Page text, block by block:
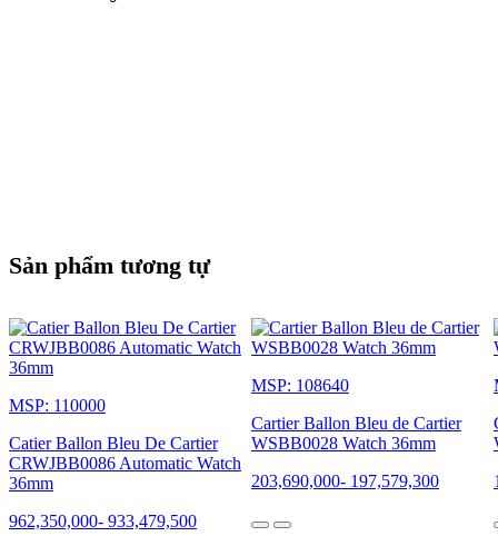
Sản phẩm tương tự
MSP: 110000
Catier Ballon Bleu De Cartier
CRWJBB0086 Automatic Watch
36mm
962,350,000- 933,479,500
MSP: 108640
Cartier Ballon Bleu de Cartier
WSBB0028 Watch 36mm
203,690,000- 197,579,300